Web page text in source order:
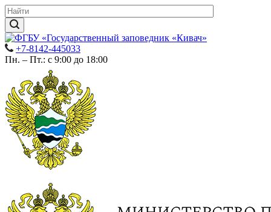
+7-8142-445033
Пн. – Пт.: с 9:00 до 18:00